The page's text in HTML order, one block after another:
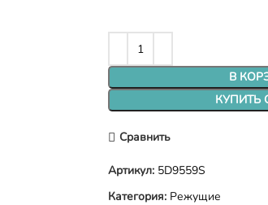
В
КУПИТЬ
Сравнить
Артикул: 5D9559S
Категория: Режущие